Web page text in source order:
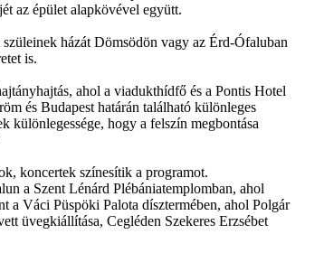
az épület alapkövével együtt.
házát Dömsödön vagy az Érd-Ófaluban
is.
ahol a viadukthídfő és a Pontis Hotel
és Budapest határán található különleges
különlegessége, hogy a felszín megbontása
koncertek színesítik a programot.
a Szent Lénárd Plébániatemplomban, ahol
a Váci Püspöki Palota dísztermében, ahol Polgár
üvegkiállítása, Cegléden Szekeres Erzsébet